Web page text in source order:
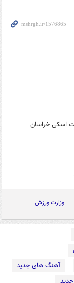
اسکی خراسان
وزارت ورزش
آهنگ های جدید